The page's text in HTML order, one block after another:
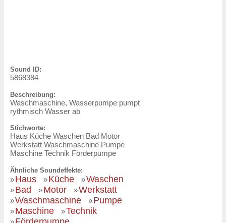
Sound ID:
5868384
Beschreibung:
Waschmaschine, Wasserpumpe pumpt
rythmisch Wasser ab
Stichworte:
Haus Küche Waschen Bad Motor
Werkstatt Waschmaschine Pumpe
Maschine Technik Förderpumpe
Ähnliche Soundeffekte:
»Haus »Küche »Waschen
»Bad »Motor »Werkstatt
»Waschmaschine »Pumpe
»Maschine »Technik